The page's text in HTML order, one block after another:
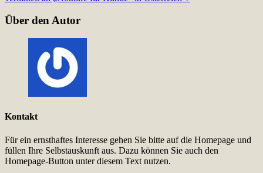
Über den Autor
Kontakt
Für ein ernsthaftes Interesse gehen Sie bitte auf die Homepage und
füllen Ihre Selbstauskunft aus. Dazu können Sie auch den
Homepage-Button unter diesem Text nutzen.